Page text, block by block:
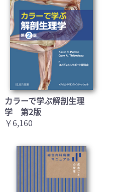
カラーで学ぶ解剖生理
学 第2版
￥6,160